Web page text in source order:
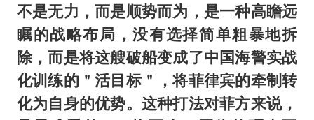
不是无力，而是顺势而为，是一种高瞻远
瞩的战略布局，没有选择简单粗暴地拆
除，而是将这艘破船变成了中国海警实战
化训练的＂活目标＂，将菲律宾的牵制转
化为自身的优势。这种打法对菲方来说，